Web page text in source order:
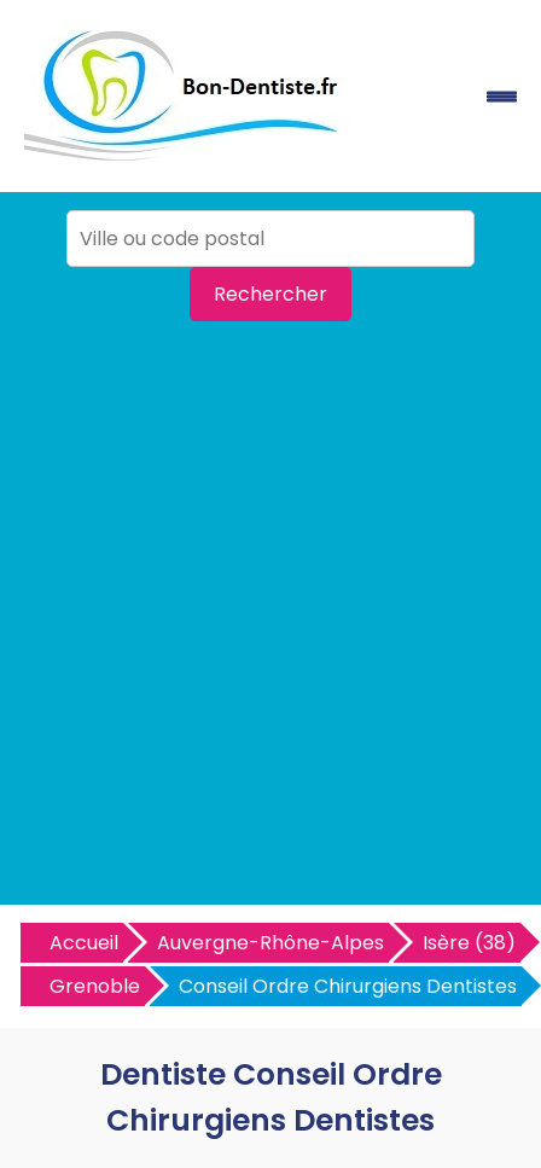
Rechercher
Accueil Auvergne-Rhône-Alpes
Isère (38)
Grenoble
Conseil Ordre Chirurgiens Dentistes
Dentiste Conseil Ordre
Chirurgiens Dentistes